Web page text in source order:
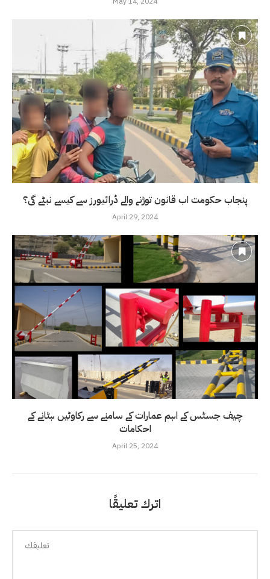
پنجاب حکومت اب قانون توڑنے والے ڈرائیورز سے کیسے نبٹے گی؟
April 29, 2024
چیف جسٹس کے اہم عمارات کے سامنے سے رکاوٹیں ہٹانے کے
احکامات
April 25, 2024
اترك تعليقًا